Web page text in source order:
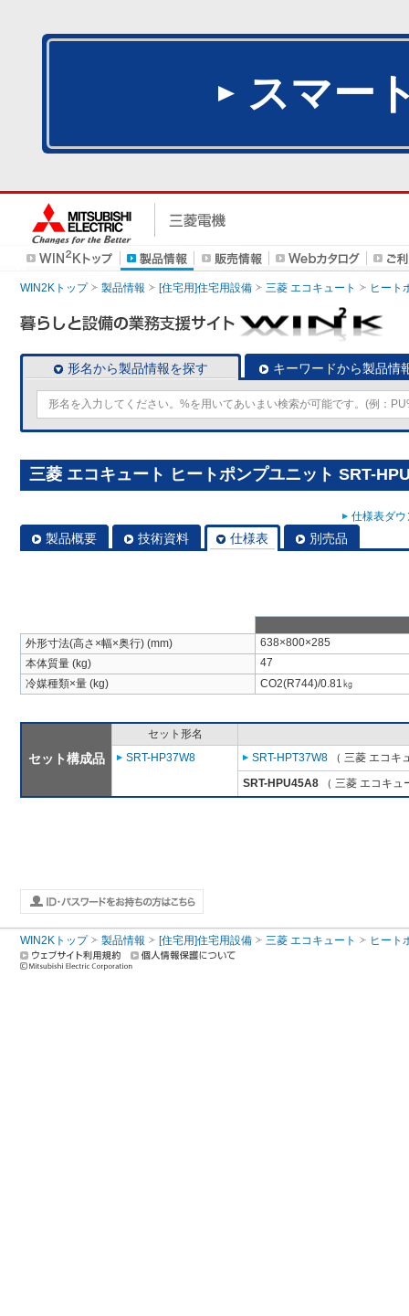
スマー
WIN2Kトップ 製品情報 [住宅用]住宅用設備 三菱 エコキュート ヒート
形名から製品情報を探す キーワードから製品情
三菱 エコキュート ヒートポンプユニット SRT-
仕様表ダ
製品概要 技術資料 仕様表 別売品
外形寸法(高さ×幅×奥行) (mm)
638×800×285
本体質量 (kg)
47
冷媒種類×量 (kg)
CO2(R744)/0.81㎏
セット構成品
セット形名
SRT-HP37W8
SRT-HPT37W8 （ 三菱 エコキ
SRT-HPU45A8 （ 三菱 エコキ
WIN2Kトップ 製品情報 [住宅用]住宅用設備 三菱 エコキュート ヒート